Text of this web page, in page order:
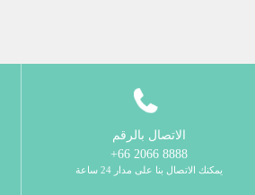
الاتصال بالرقم
8888 2066 66+
يمكنك الاتصال بنا على مدار 24 ساعة